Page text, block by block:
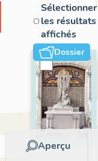
Sélectionner
les résultats
affichés
Dossier
Aperçu